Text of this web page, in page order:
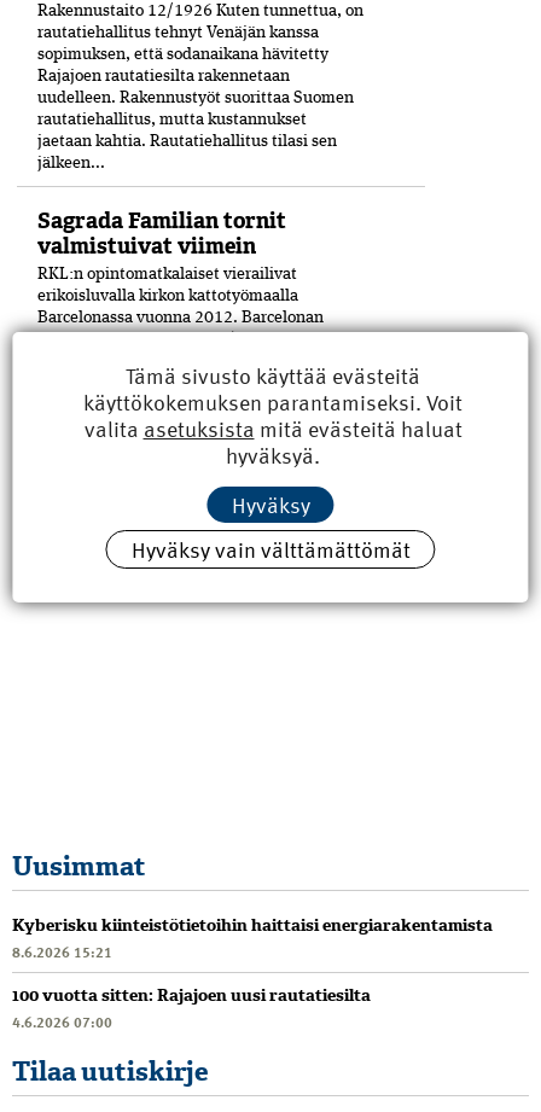
Rakennustaito 12/1926 Kuten tunnettua, on
rautatiehallitus tehnyt Venäjän kanssa
sopimuksen, että sodanaikana hävitetty
Rajajoen rautatiesilta rakennetaan
uudelleen. Rakennustyöt suorittaa Suomen
rautatiehallitus, mutta kustannukset
jaetaan kahtia. Rautatiehallitus tilasi sen
jälkeen...
Sagrada Familian tornit
valmistuivat viimein
RKL:n opintomatkalaiset vierailivat
erikoisluvalla kirkon kattotyömaalla
Barcelonassa vuonna 2012. Barcelonan
vuoden työn jälkeen. Keskustornin huipulle
nostettiin helmikuun lopulla viimeinen pala
17 metriä...
Uusimmat
Kyberisku kiinteistötietoihin haittaisi energiarakentamista
8.6.2026 15:21
100 vuotta sitten: Rajajoen uusi rautatiesilta
4.6.2026 07:00
Tilaa uutiskirje
Tämä sivusto käyttää evästeitä
käyttökokemuksen parantamiseksi. Voit
valita asetuksista mitä evästeitä haluat
hyväksyä.
Hyväksy
Hyväksy vain välttämättömät